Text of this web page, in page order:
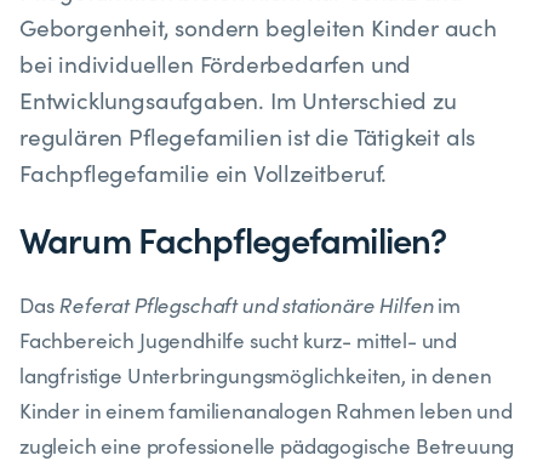
Geborgenheit, sondern begleiten Kinder auch
bei individuellen Förderbedarfen und
Entwicklungsaufgaben. Im Unterschied zu
regulären Pflegefamilien ist die Tätigkeit als
Fachpflegefamilie ein Vollzeitberuf.
Warum Fachpflegefamilien?
Das Referat Pflegschaft und stationäre Hilfenim
Fachbereich Jugendhilfe sucht kurz- mittel- und
langfristige Unterbringungsmöglichkeiten, in denen
Kinder in einem familienanalogen Rahmen leben und
zugleich eine professionelle pädagogische Betreuung